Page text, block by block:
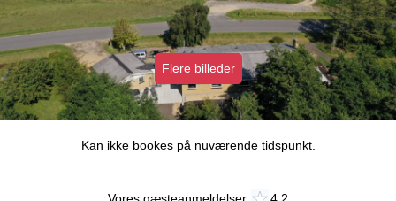
Flere billeder
Kan ikke bookes på nuværende tidspunkt.